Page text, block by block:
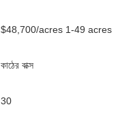
$48,700/acres 1-49 acres
কাঠের বাক্স
30